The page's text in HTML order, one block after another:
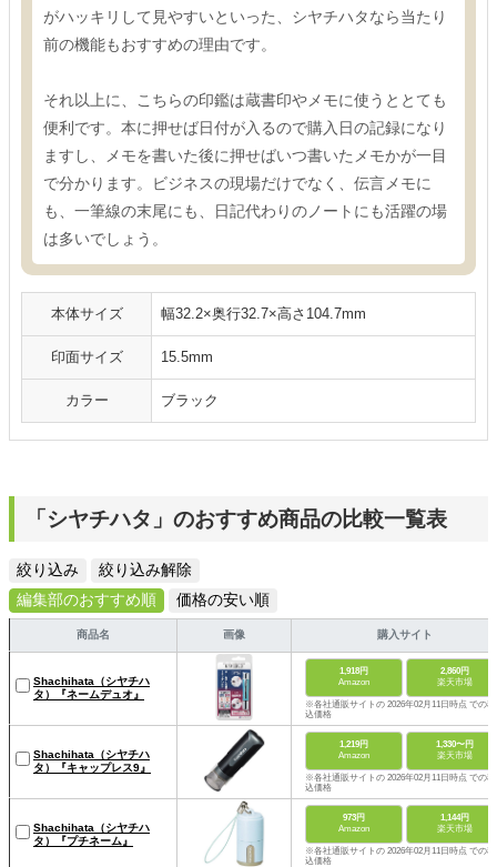
がハッキリして見やすいといった、シヤチハタなら当たり
前の機能もおすすめの理由です。
それ以上に、こちらの印鑑は蔵書印やメモに使うととても
便利です。本に押せば日付が入るので購入日の記録になり
ますし、メモを書いた後に押せばいつ書いたメモかが一目
で分かります。ビジネスの現場だけでなく、伝言メモに
も、一筆線の末尾にも、日記代わりのノートにも活躍の場
は多いでしょう。
本体サイズ 幅32.2×奥行32.7×高さ104.7mm
印面サイズ 15.5mm
カラー ブラック
「シヤチハタ」のおすすめ商品の比較一覧表
絞り込み
絞り込み解除
編集部のおすすめ順
価格の安い順
商品名 画像 購入サイト
Shachihata（シヤチハ
タ）『ネームデュオ』
1,918円
Amazon
2,860円
楽天市場
※各社通販サイトの 2026年02月11日時点 での税
込価格
Shachihata（シヤチハ
タ）『キャップレス9』
1,219円
Amazon
1,330〜円
楽天市場
※各社通販サイトの 2026年02月11日時点 での税
込価格
Shachihata（シヤチハ
タ）『プチネーム』
973円
Amazon
1,144円
楽天市場
※各社通販サイトの 2026年02月11日時点 での税
込価格